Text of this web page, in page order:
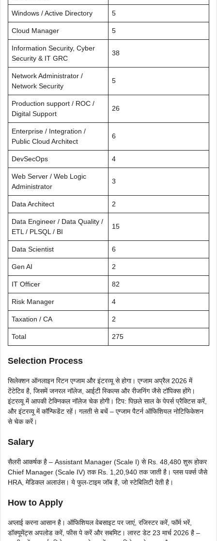
Windows / Active Directory 5
Cloud Manager 5
Information Security, Cyber
Security & IT GRC
38
Network Administrator /
Network Security
5
Production support / ROC /
Digital Support
26
Enterprise / Integration /
Public Cloud Architect
6
DevSecOps 4
Web Server / Web Logic
Administrator
3
Data Architect 2
Data Engineer / Data Quality /
ETL / PLSQL / BI
15
Data Scientist 6
Gen AI 2
IT Officer 82
Risk Manager 4
Taxation / CA 2
Total 275
Selection Process
सिलेक्शन ऑनलाइन रिटन एग्जाम और इंटरव्यू से होगा। एग्जाम अप्रैल 2026 में
टेंटेटिव है, जिसमें जनरल नॉलेज, आईटी स्किल्स और रीजनिंग जैसे टॉपिक्स होंगे।
इंटरव्यू में आपकी टेक्निकल नॉलेज चेक होगी। टिप: पिछले साल के पेपर्स प्रैक्टिस करें,
और इंटरव्यू में कॉन्फिडेंट रहें। गलती से बचें – एग्जाम पैटर्न ऑफिशियल नोटिफिकेशन
से चेक करें।
Salary
सैलरी आकर्षक है – Assistant Manager (Scale I) से Rs. 48,480 शुरू होकर
Chief Manager (Scale IV) तक Rs. 1,20,940 तक जाती है। प्लस पर्क्स जैसे
HRA, मेडिकल अलाउंस। ये फुल-टाइम जॉब है, जो स्टेबिलिटी देती है।
How to Apply
अप्लाई करना आसान है। ऑफिशियल वेबसाइट पर जाएं, रजिस्टर करें, फॉर्म भरें,
डॉक्यूमेंट्स अपलोड करें, फीस पे करें और सबमिट। लास्ट डेट 23 मार्च 2026 है –